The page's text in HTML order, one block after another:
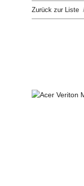
Zurück zur Liste